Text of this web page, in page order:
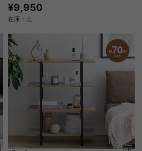
¥9,950
在庫：△